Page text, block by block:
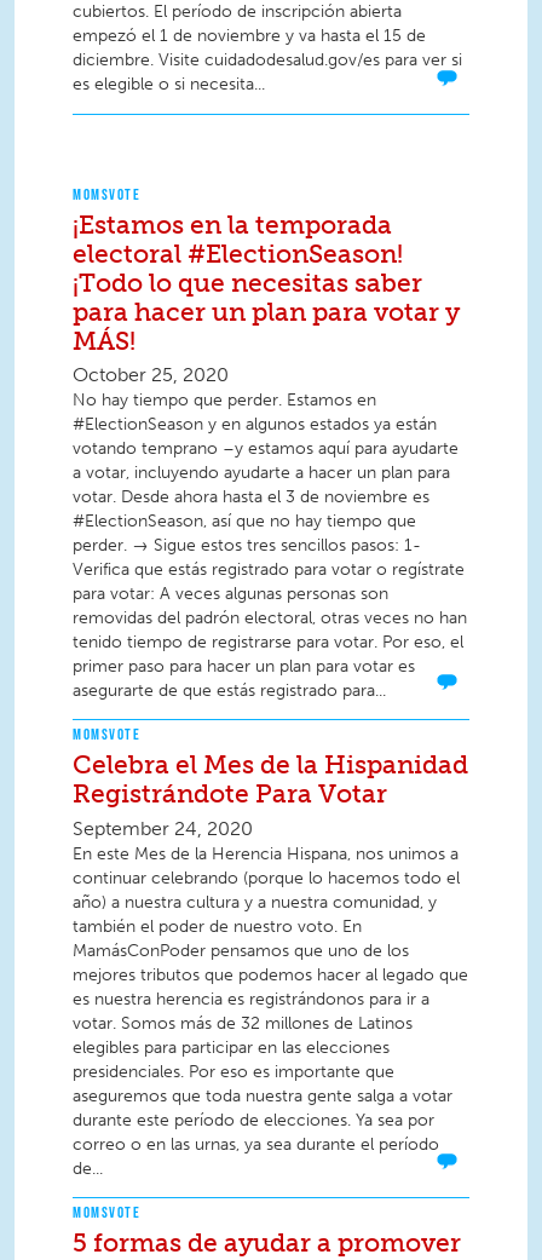
cubiertos. El período de inscripción abierta
empezó el 1 de noviembre y va hasta el 15 de
diciembre. Visite cuidadodesalud.gov/es para ver si
es elegible o si necesita...
MOMSVOTE
¡Estamos en la temporada
electoral #ElectionSeason!
¡Todo lo que necesitas saber
para hacer un plan para votar y
MÁS!
October 25, 2020
No hay tiempo que perder. Estamos en
#ElectionSeason y en algunos estados ya están
votando temprano –y estamos aquí para ayudarte
a votar, incluyendo ayudarte a hacer un plan para
votar. Desde ahora hasta el 3 de noviembre es
#ElectionSeason, así que no hay tiempo que
perder. → Sigue estos tres sencillos pasos: 1-
Verifica que estás registrado para votar o regístrate
para votar: A veces algunas personas son
removidas del padrón electoral, otras veces no han
tenido tiempo de registrarse para votar. Por eso, el
primer paso para hacer un plan para votar es
asegurarte de que estás registrado para...
MOMSVOTE
Celebra el Mes de la Hispanidad
Registrándote Para Votar
September 24, 2020
En este Mes de la Herencia Hispana, nos unimos a
continuar celebrando (porque lo hacemos todo el
año) a nuestra cultura y a nuestra comunidad, y
también el poder de nuestro voto. En
MamásConPoder pensamos que uno de los
mejores tributos que podemos hacer al legado que
es nuestra herencia es registrándonos para ir a
votar. Somos más de 32 millones de Latinos
elegibles para participar en las elecciones
presidenciales. Por eso es importante que
aseguremos que toda nuestra gente salga a votar
durante este período de elecciones. Ya sea por
correo o en las urnas, ya sea durante el período
de...
MOMSVOTE
5 formas de ayudar a promover